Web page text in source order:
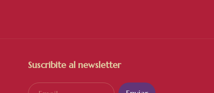
Suscribite al newsletter